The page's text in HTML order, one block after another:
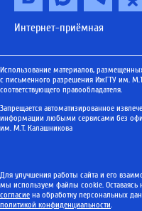
Интернет-приёмная
Использование материалов,
с письменного разрешения ИжГТУ им.
соответствующего правообладателя.
Запрещается автоматизированное
информации любыми сервисами без
им. М.Т. Калашникова
Для улучшения работы сайта и его
мы используем файлы cookie. Оставаясь
согласие на обработку персональных
политикой конфиденциальности.